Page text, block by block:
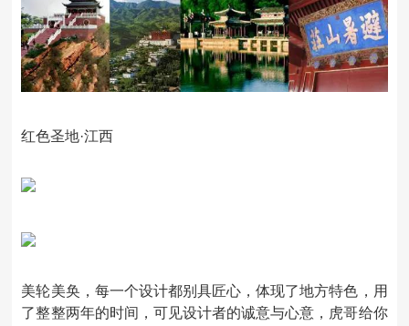
红色圣地·江西
美轮美奂，每一个设计都别具匠心，体现了地方特色，用
了整整两年的时间，可见设计者的诚意与心意，虎哥给你